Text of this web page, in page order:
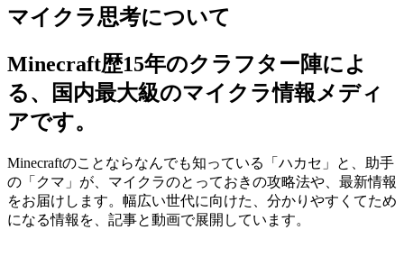
マイクラ思考について
Minecraft歴15年のクラフター陣によ
る、国内最大級のマイクラ情報メディ
アです。
Minecraftのことならなんでも知っている「ハカセ」と、助手
の「クマ」が、マイクラのとっておきの攻略法や、最新情報
をお届けします。幅広い世代に向けた、分かりやすくてため
になる情報を、記事と動画で展開しています。